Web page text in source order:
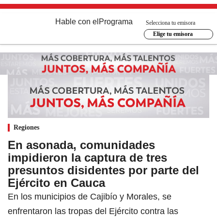
Hable con el Programa
Selecciona tu emisora
Elige tu emisora
Regiones
En asonada, comunidades
impidieron la captura de tres
presuntos disidentes por parte del
Ejército en Cauca
En los municipios de Cajibío y Morales, se
enfrentaron las tropas del Ejército contra las